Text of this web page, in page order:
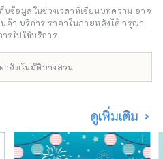
ได้
บข้อมูลในช่วงเวลาที่เขียนบทความ อาจ
ค้า บริการ ราคาในภายหลังได้ กรุณา
รไปใช้บริการ
าอัตโนมัติบางส่วน
ดูเพิ่มเติม